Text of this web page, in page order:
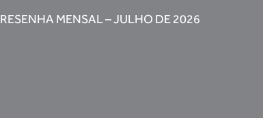
RESENHA MENSAL – JULHO DE 2026